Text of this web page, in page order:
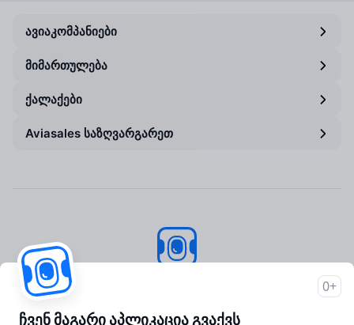
ავიაკომპანიები
მიმართულება
ქალაქები
Aviasales საზღვარგარეთ
About Aviasales
0+
ჩვენ მაგარი აპლიკაცია გვაქვს